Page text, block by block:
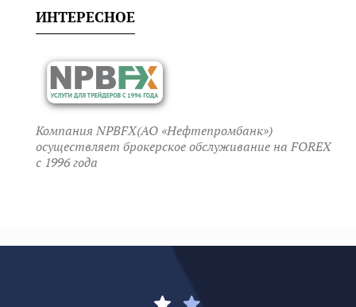
ИНТЕРЕСНОЕ
Компания NPBFX(АО «Нефтепромбанк»)
осуществляет брокерское обслуживание на FOREX
c 1996 года